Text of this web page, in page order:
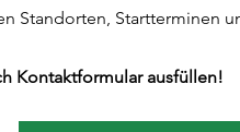
Standorten, Startterminen
Kontaktformular ausfüllen!